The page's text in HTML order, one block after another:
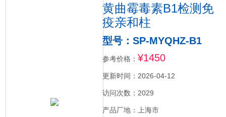
黄曲霉毒素B1检测免
疫亲和柱
型号：SP-MYQHZ-B1
参考价格： ¥1450
更新时间：2026-04-12
访问次数：2029
产品厂地：上海市